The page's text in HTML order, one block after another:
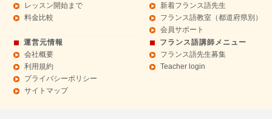
レッスン開始まで
料金比較
新着フランス語先生
フランス語教室（都道府県別）
会員サポート
運営元情報
会社概要
利用規約
プライバシーポリシー
サイトマップ
フランス語講師メニュー
フランス語先生募集
Teacher login